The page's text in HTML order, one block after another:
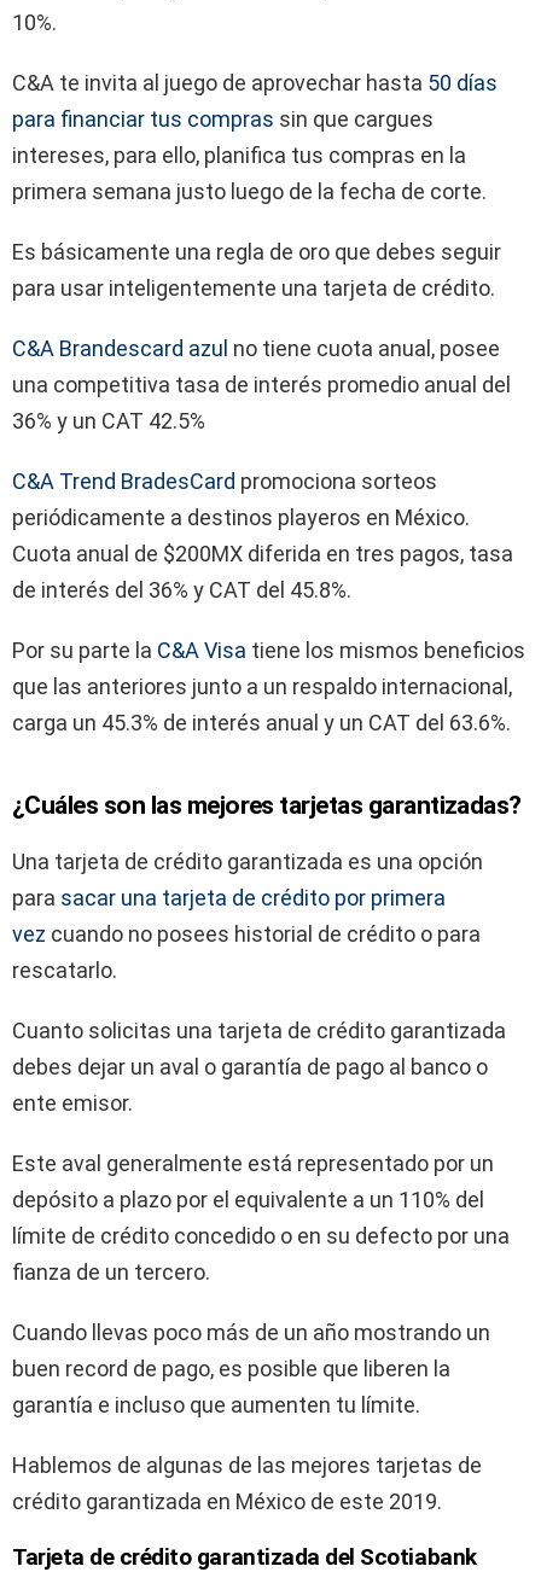
10%.
C&A te invita al juego de aprovechar hasta 50 días
para financiar tus compras sin que cargues
intereses, para ello, planifica tus compras en la
primera semana justo luego de la fecha de corte.
Es básicamente una regla de oro que debes seguir
para usar inteligentemente una tarjeta de crédito.
C&A Brandescard azul no tiene cuota anual, posee
una competitiva tasa de interés promedio anual del
36% y un CAT 42.5%
C&A Trend BradesCard promociona sorteos
periódicamente a destinos playeros en México.
Cuota anual de $200MX diferida en tres pagos, tasa
de interés del 36% y CAT del 45.8%.
Por su parte la C&A Visa tiene los mismos beneficios
que las anteriores junto a un respaldo internacional,
carga un 45.3% de interés anual y un CAT del 63.6%.
¿Cuáles son las mejores tarjetas garantizadas?
Una tarjeta de crédito garantizada es una opción
para sacar una tarjeta de crédito por primera
vez cuando no posees historial de crédito o para
rescatarlo.
Cuanto solicitas una tarjeta de crédito garantizada
debes dejar un aval o garantía de pago al banco o
ente emisor.
Este aval generalmente está representado por un
depósito a plazo por el equivalente a un 110% del
límite de crédito concedido o en su defecto por una
fianza de un tercero.
Cuando llevas poco más de un año mostrando un
buen record de pago, es posible que liberen la
garantía e incluso que aumenten tu límite.
Hablemos de algunas de las mejores tarjetas de
crédito garantizada en México de este 2019.
Tarjeta de crédito garantizada del Scotiabank